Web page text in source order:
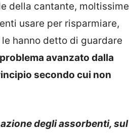
della cantante, moltissime
usare per risparmiare,
hanno detto di guardare
avanzato dalla
secondo cui non
degli assorbenti, sul